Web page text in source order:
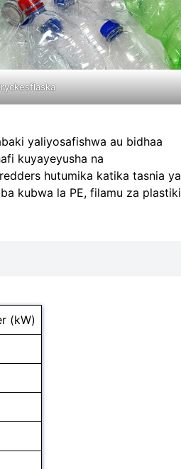
yaliyosafishwa au bidhaa
kuyayeyusha na
hutumika katika tasnia ya
kubwa la PE, filamu za plastiki
(kW)